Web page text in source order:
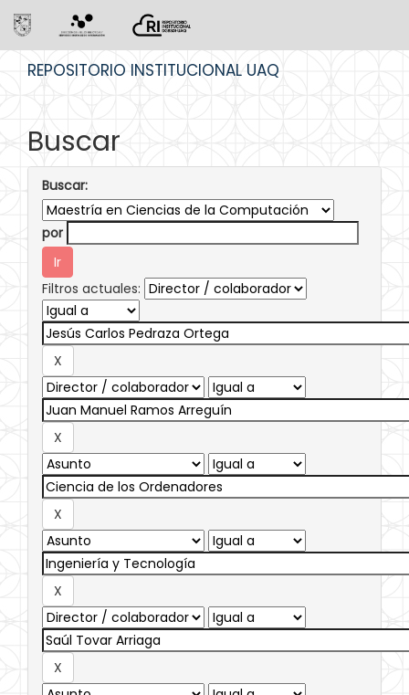
REPOSITORIO INSTITUCIONAL UAQ
Buscar
Buscar:
por
Filtros actuales: